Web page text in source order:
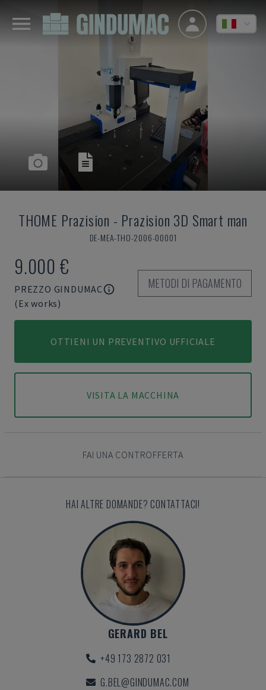
THOME Prazision - Prazision 3D Smart man
DE-MEA-THO-2006-00001
9.000 €
PREZZO GINDUMAC
(Ex works)
METODI DI PAGAMENTO
OTTIENI UN PREVENTIVO UFFICIALE
VISITA LA MACCHINA
FAI UNA CONTROFFERTA
HAI ALTRE DOMANDE? CONTATTACI!
GERARD BEL
+49 173 2872 031
G.BEL@GINDUMAC.COM